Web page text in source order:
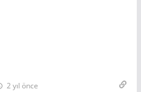
2 yıl önce